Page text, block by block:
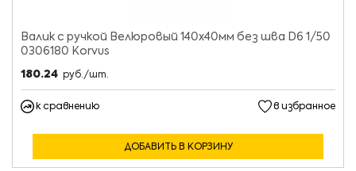
Валик с ручкой Велюровый 140х40мм без шва D6 1/50
0306180 Korvus
180.24 руб./шт.
к сравнению в избранное
ДОБАВИТЬ В КОРЗИНУ